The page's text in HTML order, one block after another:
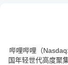
哔哩哔哩（
国年轻世代高度聚